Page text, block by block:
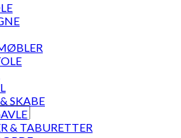
SKABE
& TABURETTER